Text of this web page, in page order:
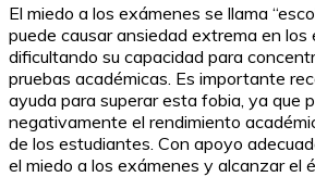
El miedo a los exámenes se llama
puede causar ansiedad extrema en los
dificultando su capacidad para
pruebas académicas. Es importante
ayuda para superar esta fobia, ya que
negativamente el rendimiento
de los estudiantes. Con apoyo
el miedo a los exámenes y alcanzar el